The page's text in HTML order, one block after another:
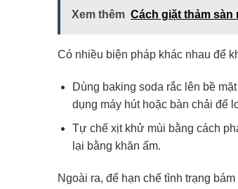
Xem thêm Cách giặt thảm
Có nhiều biện pháp khác nhau để
Dùng baking soda rắc lên bề
dụng máy hút hoặc bàn chải để
Tự chế xịt khử mùi bằng cách
lại bằng khăn ấm.
Ngoài ra, để hạn chế tình trạng